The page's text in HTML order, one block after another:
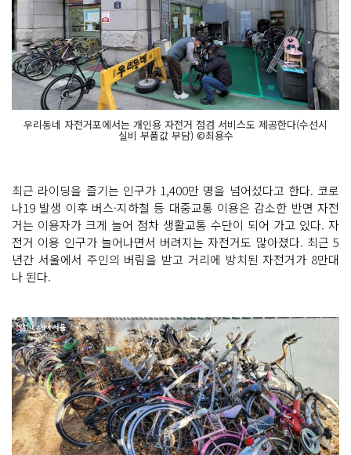
우리동네 자전거포에서는 개인용 자전거 점검 서비스도 제공한다(수선시
실비 부품값 부담) ©최용수
최근 라이딩을 즐기는 인구가 1,400만 명을 넘어섰다고 한다. 코로
나19 발생 이후 버스·지하철 등 대중교통 이용은 감소한 반면 자전
거는 이용자가 크게 늘어 점차 생활교통 수단이 되어 가고 있다. 자
전거 이용 인구가 늘어나면서 버려지는 자전거도 많아졌다. 최근 5
년간 서울에서 주인의 버림을 받고 거리에 방치된 자전거가 8만대
나 된다.